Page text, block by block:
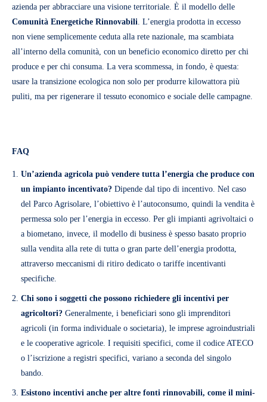
azienda per abbracciare una visione territoriale. È il modello delle
Comunità Energetiche Rinnovabili. L’energia prodotta in eccesso
non viene semplicemente ceduta alla rete nazionale, ma scambiata
all’interno della comunità, con un beneficio economico diretto per chi
produce e per chi consuma. La vera scommessa, in fondo, è questa:
usare la transizione ecologica non solo per produrre kilowattora più
puliti, ma per rigenerare il tessuto economico e sociale delle campagne.
FAQ
Un’azienda agricola può vendere tutta l’energia che produce con
un impianto incentivato? Dipende dal tipo di incentivo. Nel caso
del Parco Agrisolare, l’obiettivo è l’autoconsumo, quindi la vendita è
permessa solo per l’energia in eccesso. Per gli impianti agrivoltaici o
a biometano, invece, il modello di business è spesso basato proprio
sulla vendita alla rete di tutta o gran parte dell’energia prodotta,
attraverso meccanismi di ritiro dedicato o tariffe incentivanti
specifiche.
Chi sono i soggetti che possono richiedere gli incentivi per
agricoltori? Generalmente, i beneficiari sono gli imprenditori
agricoli (in forma individuale o societaria), le imprese agroindustriali
e le cooperative agricole. I requisiti specifici, come il codice ATECO
o l’iscrizione a registri specifici, variano a seconda del singolo
bando.
Esistono incentivi anche per altre fonti rinnovabili, come il mini-